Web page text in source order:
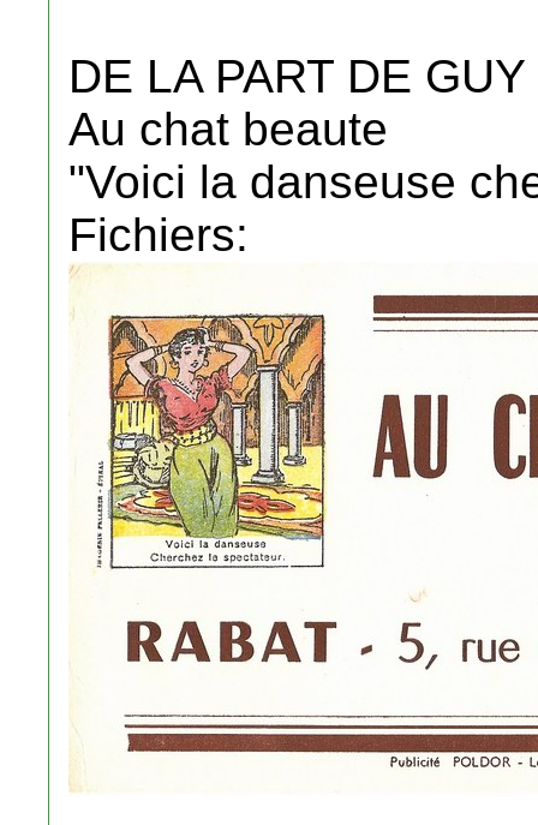
DE LA PART DE
Au chat beaute
"Voici la danseuse
Fichiers: